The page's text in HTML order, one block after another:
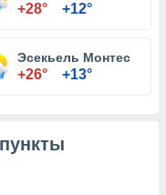
+28° +12°
Эсекьель Монтес
+26° +13°